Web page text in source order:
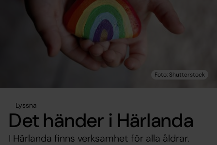
Lyssna
Det händer i Härlanda
I Härlanda finns verksamhet för alla åldrar.